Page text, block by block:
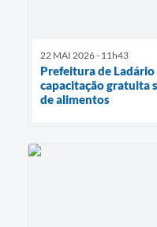
22 MAI 2026 - 11h43
Prefeitura de Ladário
capacitação gratuita
de alimentos